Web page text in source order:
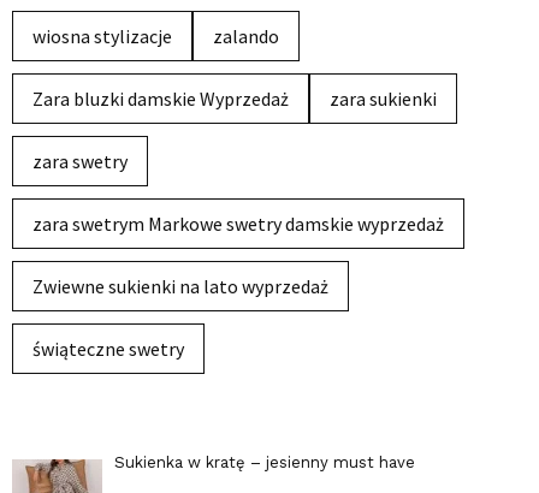
wiosna stylizacje zalando
Zara bluzki damskie Wyprzedaż zara sukienki
zara swetry
zara swetrym Markowe swetry damskie wyprzedaż
Zwiewne sukienki na lato wyprzedaż
świąteczne swetry
Sukienka w kratę – jesienny must have